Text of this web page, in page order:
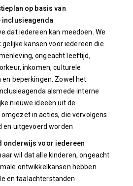
op basis van
dat iedereen kan meedoen. We
kansen voor iedereen die
ongeacht leeftijd,
inkomen, culturele
beperkingen. Zowel het
alsmede interne
nieuwe ideeën uit de
in acties, die vervolgens
en uitgevoerd worden
onderwijs voor iedereen
wil dat alle kinderen, ongeacht
ontwikkelkansen hebben.
en taalachterstanden